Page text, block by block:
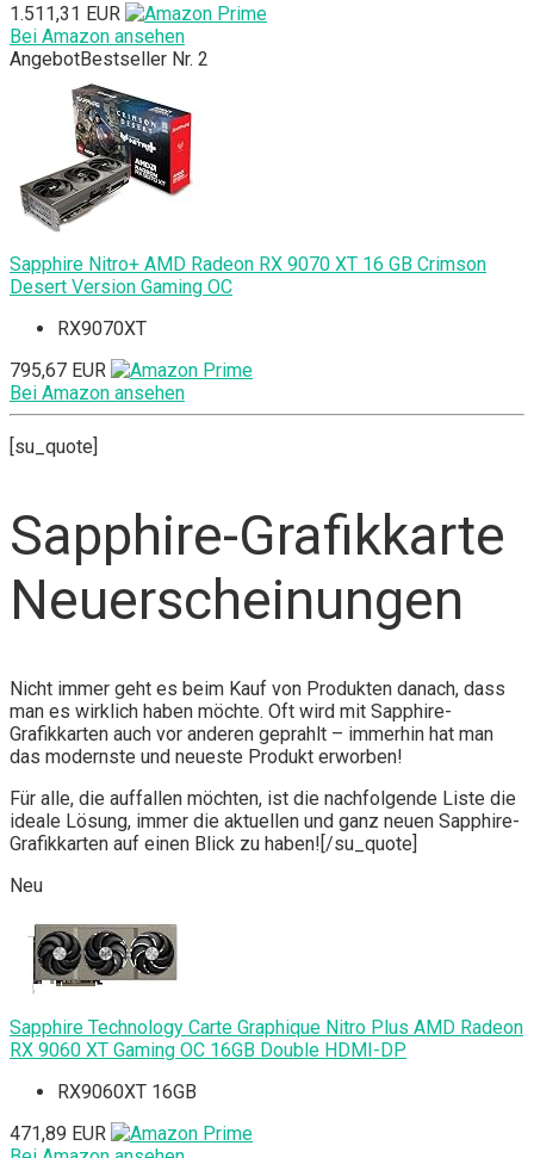
1.511,31 EUR
Bei Amazon ansehen
AngebotBestseller Nr. 2
Sapphire Nitro+ AMD Radeon RX 9070 XT 16 GB Crimson
Desert Version Gaming OC
RX9070XT
795,67 EUR
Bei Amazon ansehen
[su_quote]
Sapphire-Grafikkarte
Neuerscheinungen
Nicht immer geht es beim Kauf von Produkten danach, dass
man es wirklich haben möchte. Oft wird mit Sapphire-
Grafikkarten auch vor anderen geprahlt – immerhin hat man
das modernste und neueste Produkt erworben!
Für alle, die auffallen möchten, ist die nachfolgende Liste die
ideale Lösung, immer die aktuellen und ganz neuen Sapphire-
Grafikkarten auf einen Blick zu haben![/su_quote]
Neu
Sapphire Technology Carte Graphique Nitro Plus AMD Radeon
RX 9060 XT Gaming OC 16GB Double HDMI-DP
RX9060XT 16GB
471,89 EUR